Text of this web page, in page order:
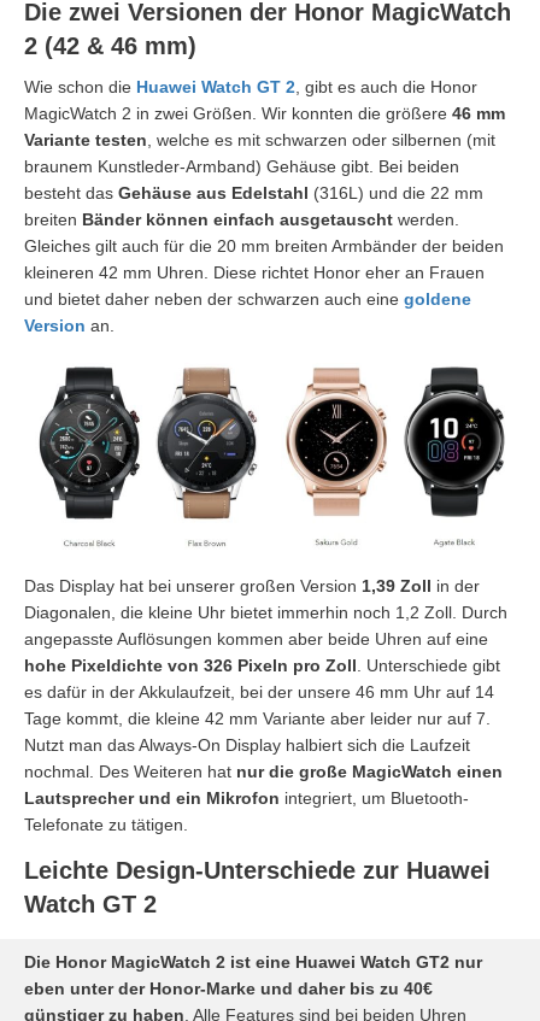
Die zwei Versionen der Honor MagicWatch
2 (42 & 46 mm)
Wie schon die Huawei Watch GT 2 , gibt es auch die Honor
MagicWatch 2 in zwei Größen. Wir konnten die größere 46 mm
Variante testen , welche es mit schwarzen oder silbernen (mit
braunem Kunstleder-Armband) Gehäuse gibt. Bei beiden
besteht das Gehäuse aus Edelstahl (316L) und die 22 mm
breiten Bänder können einfach ausgetauscht werden.
Gleiches gilt auch für die 20 mm breiten Armbänder der beiden
kleineren 42 mm Uhren. Diese richtet Honor eher an Frauen
und bietet daher neben der schwarzen auch eine goldene
Version an.
Das Display hat bei unserer großen Version 1,39 Zoll in der
Diagonalen, die kleine Uhr bietet immerhin noch 1,2 Zoll. Durch
angepasste Auflösungen kommen aber beide Uhren auf eine
hohe Pixeldichte von 326 Pixeln pro Zoll . Unterschiede gibt
es dafür in der Akkulaufzeit, bei der unsere 46 mm Uhr auf 14
Tage kommt, die kleine 42 mm Variante aber leider nur auf 7.
Nutzt man das Always-On Display halbiert sich die Laufzeit
nochmal. Des Weiteren hat nur die große MagicWatch einen
Lautsprecher und ein Mikrofon integriert, um Bluetooth-
Telefonate zu tätigen.
Leichte Design-Unterschiede zur Huawei
Watch GT 2
Die Honor MagicWatch 2 ist eine Huawei Watch GT2 nur
eben unter der Honor-Marke und daher bis zu 40€
günstiger zu haben . Alle Features sind bei beiden Uhren